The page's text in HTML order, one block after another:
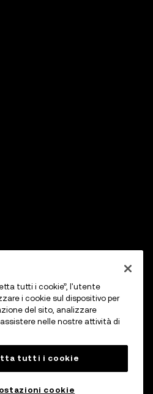
tutti i cookie”, l'utente
i cookie sul dispositivo per
del sito, analizzare
nelle nostre attività di
tutti i cookie
cookie